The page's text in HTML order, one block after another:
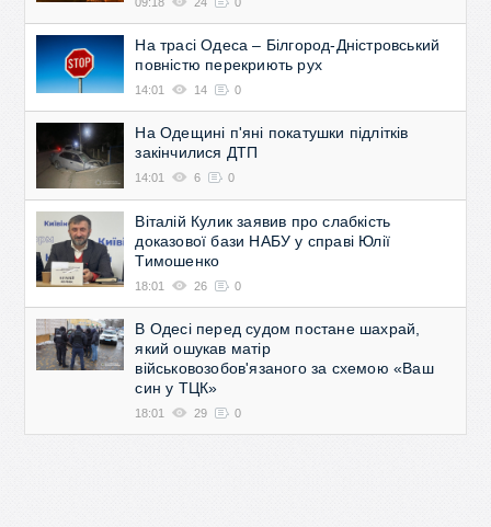
На трасі Одеса – Білгород-Дністровський
повністю перекриють рух
14:01 14 0
На Одещині п'яні покатушки підлітків
закінчилися ДТП
14:01 6 0
Віталій Кулик заявив про слабкість
доказової бази НАБУ у справі Юлії
Тимошенко
18:01 26 0
В Одесі перед судом постане шахрай,
який ошукав матір
військовозобов'язаного за схемою «Ваш
син у ТЦК»
18:01 29 0